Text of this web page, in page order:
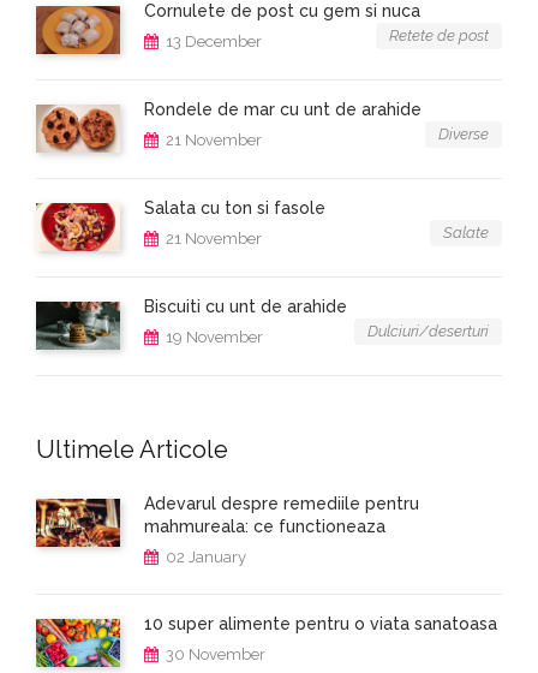
Cornulete de post cu gem si nuca
13 December Retete de post
Rondele de mar cu unt de arahide
21 November Diverse
Salata cu ton si fasole
21 November Salate
Biscuiti cu unt de arahide
19 November Dulciuri/deserturi
Ultimele Articole
Adevarul despre remediile pentru
mahmureala: ce functioneaza
02 January
10 super alimente pentru o viata sanatoasa
30 November